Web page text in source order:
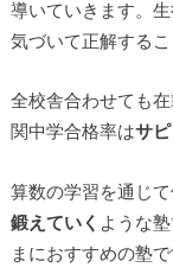
導いていきます。
気づいて正解するこ
全校舎合わせても
関中学合格率はサ
算数の学習を通じ
鍛えていく ような
まにおすすめの塾